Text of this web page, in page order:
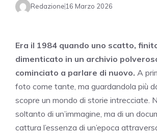
Redazione16 Marzo 2026
Era il 1984 quando uno scatto,
dimenticato in un archivio
cominciato a parlare di nuovo. A
foto come tante, ma guardandola più
scopre un mondo di storie intrecciate.
soltanto di un’immagine, ma di un
cattura l’essenza di un’epoca